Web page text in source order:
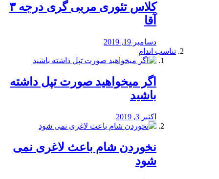
کلاس تئوری مربی گری درجه ۳
آقا
دسامبر 19, 2019
تناسب اندام
اگر میخواهید صورت تپل داشته
باشید
اکتبر 3, 2019
نخوردن شام باعث لاغری نمی
‌شود